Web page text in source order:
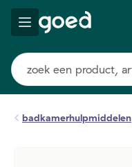
badkamerhulpmiddelen